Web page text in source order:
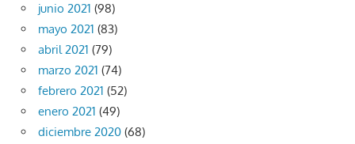
junio 2021 (98)
mayo 2021 (83)
abril 2021 (79)
marzo 2021 (74)
febrero 2021 (52)
enero 2021 (49)
diciembre 2020 (68)